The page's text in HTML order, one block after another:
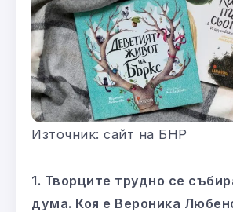
Източник: сайт на БНР
1. Творците трудно се
дума. Коя е Вероника